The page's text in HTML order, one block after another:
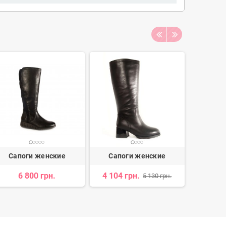
Сапоги женские
6 800 грн.
Сапоги женские
4 104 грн. 5 130 грн.